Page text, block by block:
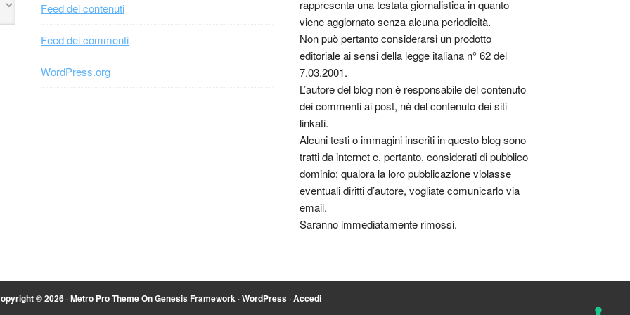
Feed dei contenuti
Feed dei commenti
WordPress.org
rappresenta una testata giornalistica in quanto
viene aggiornato senza alcuna periodicità.
Non può pertanto considerarsi un prodotto
editoriale ai sensi della legge italiana n° 62 del
7.03.2001.
L’autore del blog non è responsabile del contenuto
dei commenti ai post, nè del contenuto dei siti
linkati.
Alcuni testi o immagini inseriti in questo blog sono
tratti da internet e, pertanto, considerati di pubblico
dominio; qualora la loro pubblicazione violasse
eventuali diritti d’autore, vogliate comunicarlo via
email.
Saranno immediatamente rimossi.
© 2026 ·Metro Pro ThemeOnGenesis Framework·WordPress·Accedi